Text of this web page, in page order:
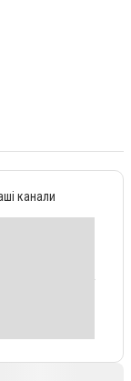
канали